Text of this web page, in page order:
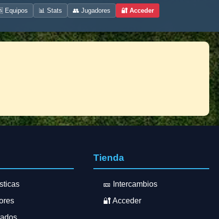
Equipos 📊 Stats 👥 Jugadores 🔐 Acceder
Tienda
🎫 Intercambios
🔐 Acceder